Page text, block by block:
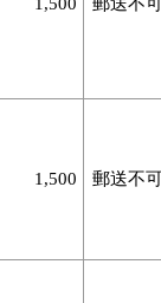
1,500 郵送不